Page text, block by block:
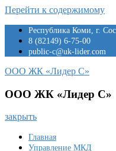
Перейти к содержимому
Республика Коми, г.
8 (82149) 6-75-00
public-c@uk-lider.com
ООО ЖК «Лидер С»
ООО ЖК «Лидер С»
закрыть
Главная
Управление МКД